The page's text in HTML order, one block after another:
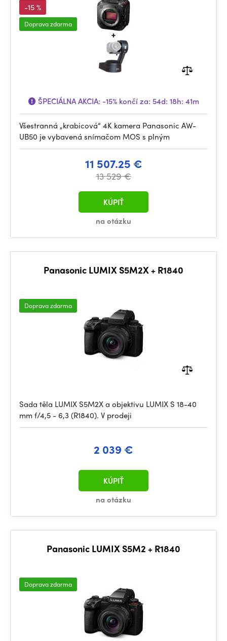
-15 %
Doprava zdarma
ŠPECIÁLNA AKCIA: -15%končí za: 54d: 18h: 41m
Všestranná „krabicová“ 4K kamera Panasonic AW-
UB50 je vybavená snímačom MOS s plným
11 507.25 €
13 529 €
na otázku
KÚPIŤ
Panasonic LUMIX S5M2X + R1840
Doprava zdarma
Sada těla LUMIX S5M2X a objektivu LUMIX S 18-40
mm f/4,5 - 6,3 (R1840). V prodeji
2 039 €
na otázku
KÚPIŤ
Panasonic LUMIX S5M2 + R1840
Doprava zdarma